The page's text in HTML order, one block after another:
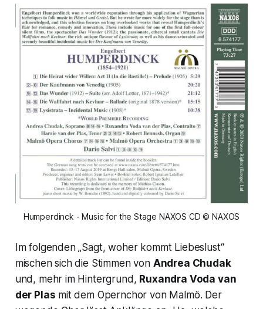
Humperdinck - Music for the Stage NAXOS CD © NAXOS
Im folgenden „Sagt, woher kommt Liebeslust“
mischen sich die Stimmen von Andrea Chudak
und, mehr im Hintergrund, Ruxandra Voda van
der Plas mit dem Opernchor von Malmö. Der